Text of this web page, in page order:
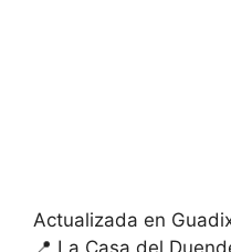
Actualizada en
📍 La Casa del